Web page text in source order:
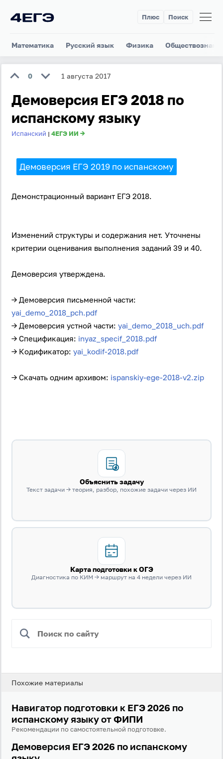
Логин
Плюс Поиск
Математика Русский язык Физика
0 1 августа 2017
Демоверсия ЕГЭ 2018 по
испанскому языку
Испанский | 4ЕГЭ ИИ →
Демоверсия ЕГЭ 2019 по испанскому
Демонстрационный вариант ЕГЭ 2018.
Изменений структуры и содержания нет. Уточнены
критерии оценивания выполнения заданий 39 и 40.
Демоверсия утверждена.
→ Демоверсия письменной части:
yai_demo_2018_pch.pdf
→ Демоверсия устной части: yai_demo_2018_uch.pdf
→ Спецификация: inyaz_specif_2018.pdf
→ Кодификатор: yai_kodif-2018.pdf
→ Скачать одним архивом: ispanskiy-ege-2018-v2.zip
Объяснить задачу
Текст задачи → теория, разбор, похожие задачи через ИИ
Карта подготовки к ОГЭ
Диагностика по КИМ → маршрут на 4 недели через ИИ
Похожие материалы
Навигатор подготовки к ЕГЭ 2026 по
испанскому языку от ФИПИ
Рекомендации по самостоятельной подготовке.
Демоверсия ЕГЭ 2026 по испанскому